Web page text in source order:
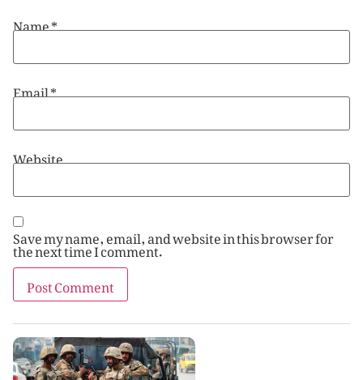
Name*
Email*
Website
Save my name, email, and website in this browser for
the next time I comment.